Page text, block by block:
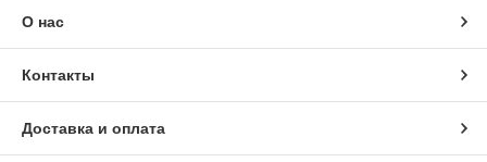
О нас
Контакты
Доставка и оплата